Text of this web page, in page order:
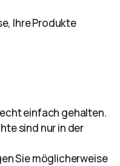
Ihre Produkte
einfach gehalten.
sind nur in der
Sie möglicherweise